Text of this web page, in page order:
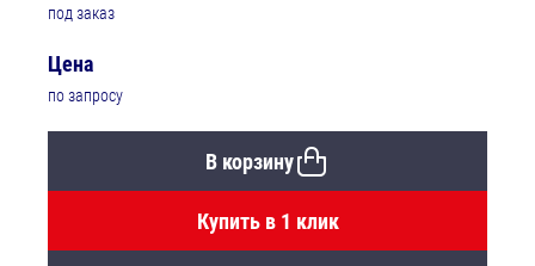
под заказ
Цена
по запросу
В корзину
Купить в 1 клик